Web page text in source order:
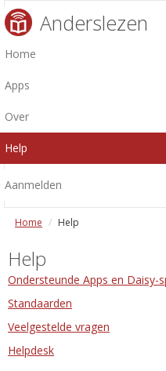
Anderslezen
Home
Apps
Over
Help
Aanmelden
Home Help
Help
Ondersteunde Apps en Daisy-
Standaarden
Veelgestelde vragen
Helpdesk